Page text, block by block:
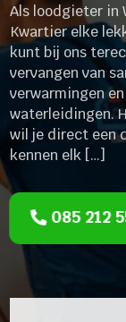
Als loodgieter in
Kwartier elke
kunt bij ons
vervangen van
verwarmingen
waterleidingen.
wil je direct een
kennen elk […]
085 212